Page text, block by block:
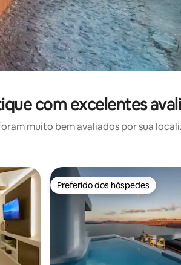
com excelentes
muito bem avaliados por sua
Preferido dos hóspedes
Preferido dos hóspedes